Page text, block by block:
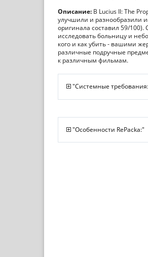
Описание: В Lucius II: The
улучшили и разнообразили
оригинала составил 59/
исследовать больницу и
кого и как убить - вашими
различные подручные
к различным фильмам.
"Системные
"Особенности RePacka:"